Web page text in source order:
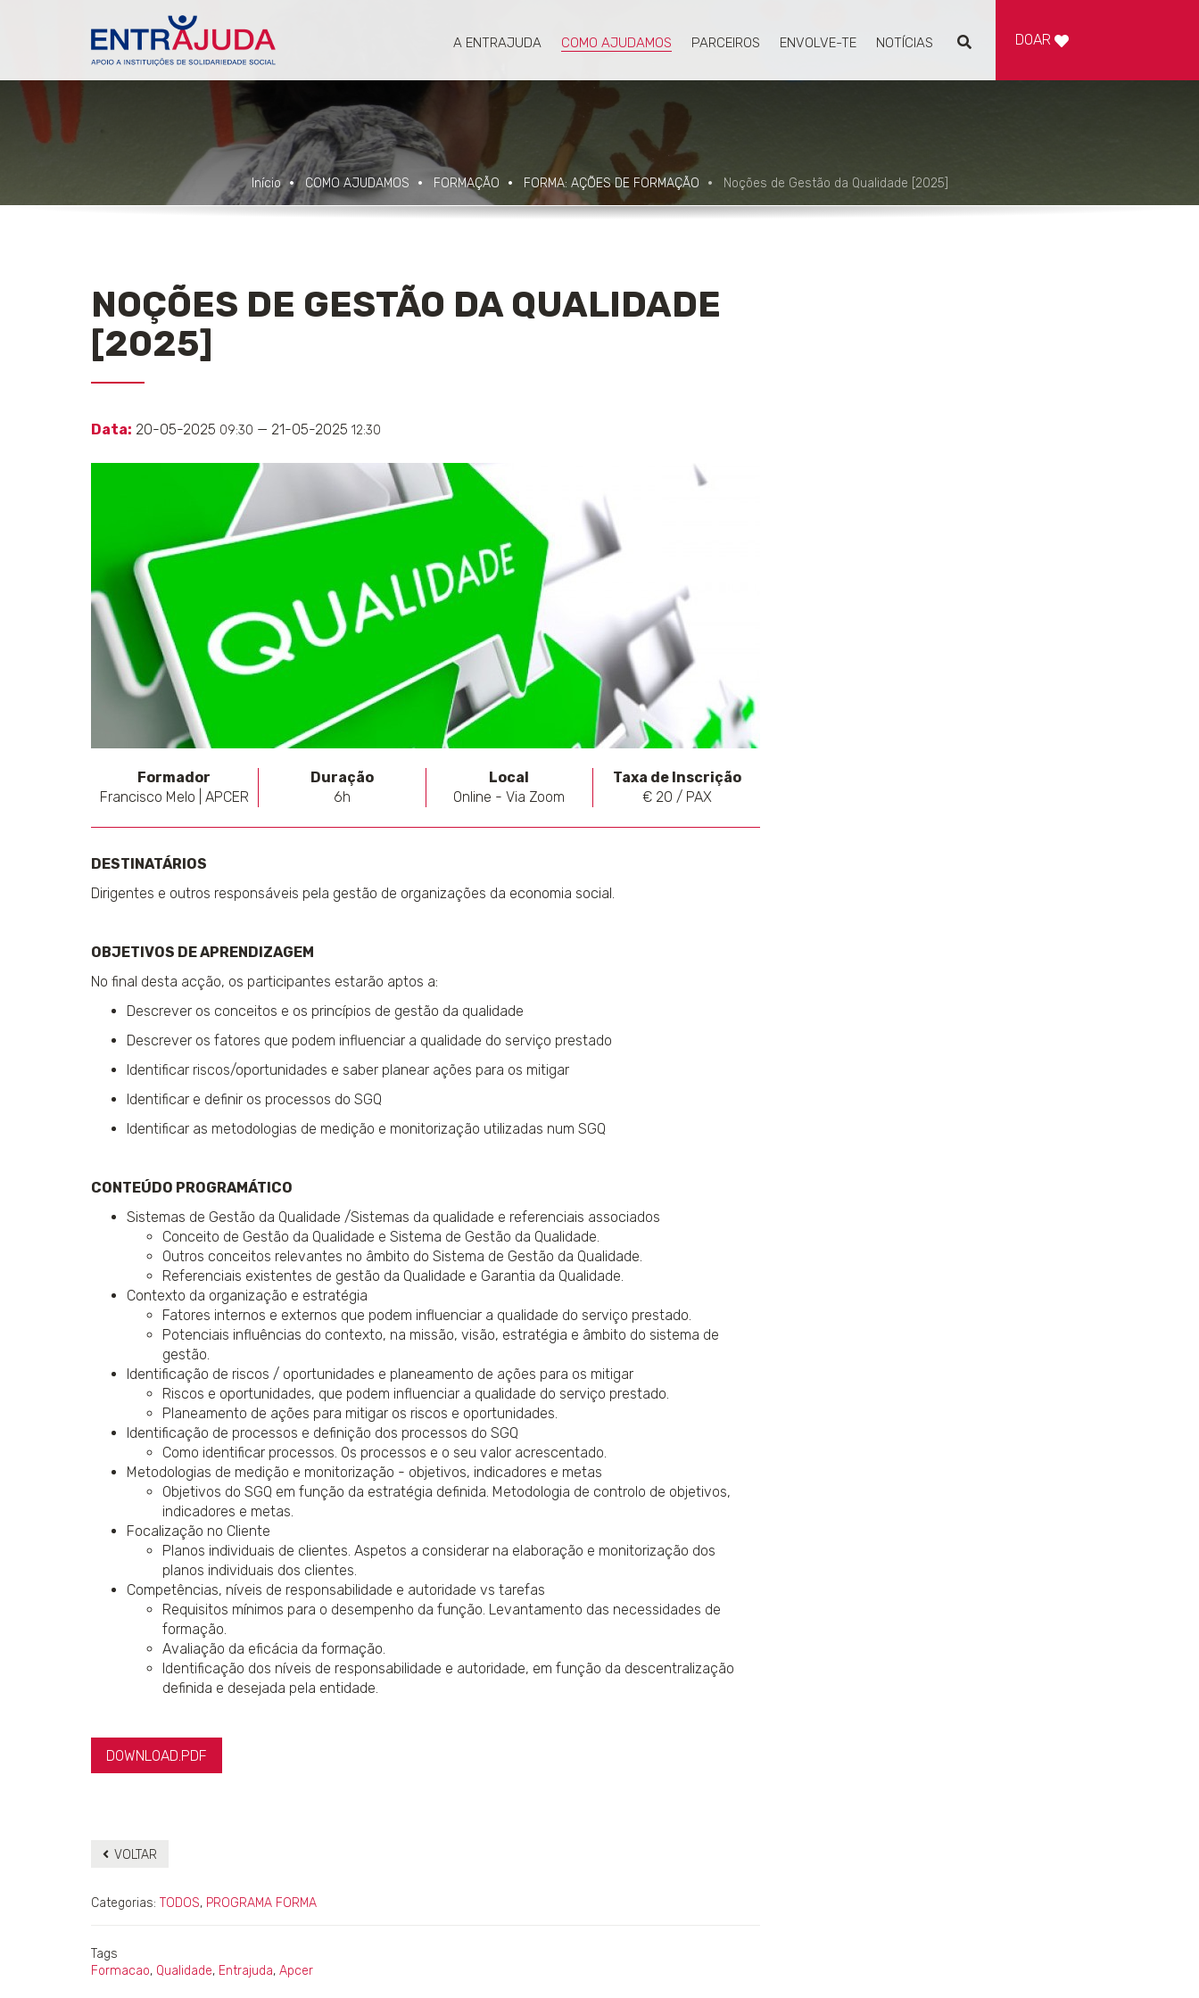
A ENTRAJUDA COMO AJUDAMOS PARCEIROS ENVOLVE-TE NOTÍCIAS DOAR
Início COMO AJUDAMOS FORMAÇÃO FORMA: AÇÕES DE FORMAÇÃO Noções de Gestão da Qualidade [2025]
NOÇÕES DE GESTÃO DA QUALIDADE
[2025]
Data: 20-05-2025 09:30 — 21-05-2025 12:30
Formador
Francisco Melo | APCER
Duração
6h
Local
Online - Via Zoom
Taxa de Inscrição
€ 20 / PAX
DESTINATÁRIOS
Dirigentes e outros responsáveis pela gestão de organizações da economia social.
OBJETIVOS DE APRENDIZAGEM
No final desta acção, os participantes estarão aptos a:
Descrever os conceitos e os princípios de gestão da qualidade
Descrever os fatores que podem influenciar a qualidade do serviço prestado
Identificar riscos/oportunidades e saber planear ações para os mitigar
Identificar e definir os processos do SGQ
Identificar as metodologias de medição e monitorização utilizadas num SGQ
CONTEÚDO PROGRAMÁTICO
Sistemas de Gestão da Qualidade /Sistemas da qualidade e referenciais associados
Conceito de Gestão da Qualidade e Sistema de Gestão da Qualidade.
Outros conceitos relevantes no âmbito do Sistema de Gestão da Qualidade.
Referenciais existentes de gestão da Qualidade e Garantia da Qualidade.
Contexto da organização e estratégia
Fatores internos e externos que podem influenciar a qualidade do serviço prestado.
Potenciais influências do contexto, na missão, visão, estratégia e âmbito do sistema de
gestão.
Identificação de riscos / oportunidades e planeamento de ações para os mitigar
Riscos e oportunidades, que podem influenciar a qualidade do serviço prestado.
Planeamento de ações para mitigar os riscos e oportunidades.
Identificação de processos e definição dos processos do SGQ
Como identificar processos. Os processos e o seu valor acrescentado.
Metodologias de medição e monitorização - objetivos, indicadores e metas
Objetivos do SGQ em função da estratégia definida. Metodologia de controlo de objetivos,
indicadores e metas.
Focalização no Cliente
Planos individuais de clientes. Aspetos a considerar na elaboração e monitorização dos
planos individuais dos clientes.
Competências, níveis de responsabilidade e autoridade vs tarefas
Requisitos mínimos para o desempenho da função. Levantamento das necessidades de
formação.
Avaliação da eficácia da formação.
Identificação dos níveis de responsabilidade e autoridade, em função da descentralização
definida e desejada pela entidade.
DOWNLOAD.PDF
VOLTAR
Categorias: TODOS, PROGRAMA FORMA
Tags
Formacao, Qualidade, Entrajuda, Apcer